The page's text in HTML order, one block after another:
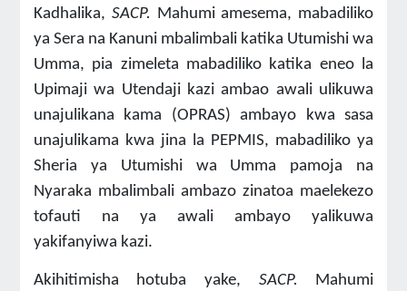
Kadhalika, SACP. Mahumiamesema, mabadiliko
ya Sera na Kanuni mbalimbali katika Utumishi wa
Umma, pia zimeleta mabadiliko katika eneo la
Upimaji wa Utendaji kazi ambao awali ulikuwa
unajulikana kama (OPRAS) ambayo kwa sasa
unajulikama kwa jina la PEPMIS, mabadiliko ya
Sheria ya Utumishi wa Umma pamoja na
Nyaraka mbalimbali ambazo zinatoa maelekezo
tofauti na ya awali ambayo yalikuwa
yakifanyiwa kazi.
Akihitimisha hotuba yake, SACP. Mahumi